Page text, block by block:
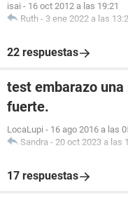
isai - 16 oct 2012 a las 19:21
Ruth - 3 ene 2022 a las
22 respuestas
test embarazo
fuerte.
LocaLupi - 16 ago 2016 a las
Sandra - 20 oct 2023 a las
17 respuestas